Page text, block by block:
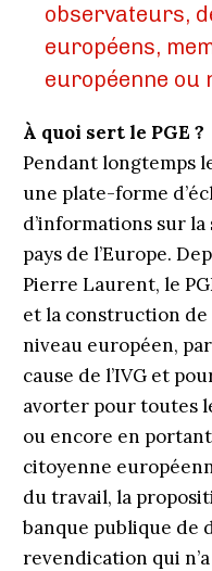
observateurs,
européens,
européenne ou
À quoi sert le PGE ?
Pendant longtemps
une plate-forme
d’informations sur
pays de l’Europe.
Pierre Laurent, le
et la construction de
niveau européen,
cause de l’IVG et
avorter pour toutes
ou encore en
citoyenne
du travail, la
banque publique de
revendication qui